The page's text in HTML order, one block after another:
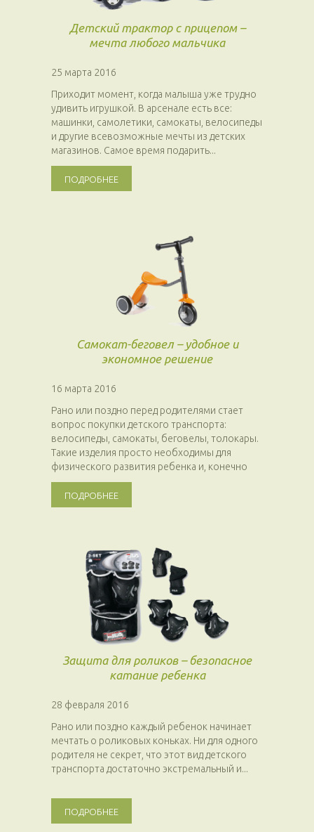
Детский трактор с прицепом –
мечта любого мальчика
25 марта 2016
Приходит момент, когда малыша уже трудно
удивить игрушкой. В арсенале есть все:
машинки, самолетики, самокаты, велосипеды
и другие всевозможные мечты из детских
магазинов. Самое время подарить...
ПОДРОБНЕЕ
Самокат-беговел – удобное и
экономное решение
16 марта 2016
Рано или поздно перед родителями стает
вопрос покупки детского транспорта:
велосипеды, самокаты, беговелы, толокары.
Такие изделия просто необходимы для
физического развития ребенка и, конечно
же,...
ПОДРОБНЕЕ
Защита для роликов – безопасное
катание ребенка
28 февраля 2016
Рано или поздно каждый ребенок начинает
мечтать о роликовых коньках. Ни для одного
родителя не секрет, что этот вид детского
транспорта достаточно экстремальный и...
ПОДРОБНЕЕ